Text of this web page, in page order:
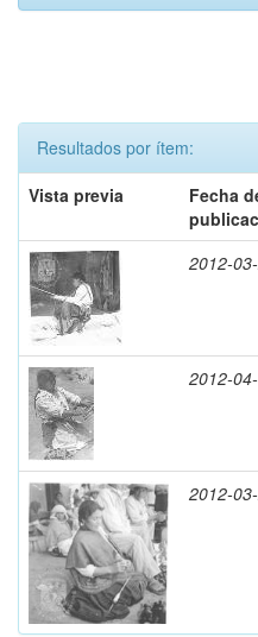
Resultados por ítem:
Vista previa
Fecha
2012-
2012-
2012-